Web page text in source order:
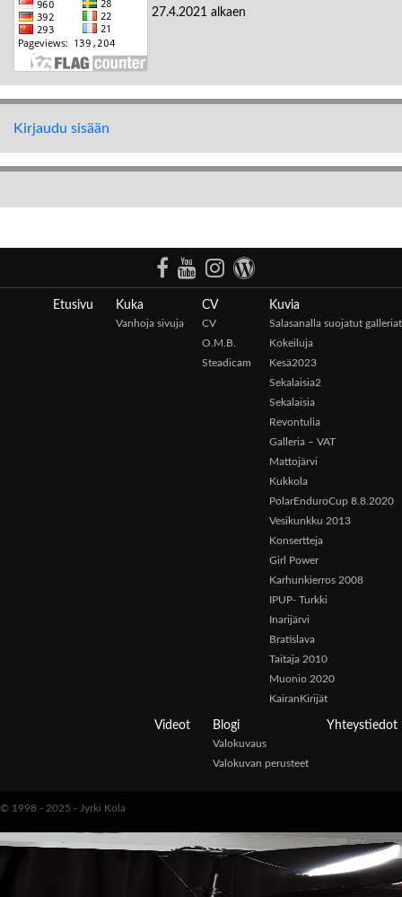
27.4.2021 alkaen
Kirjaudu sisään
Etusivu Kuka
Vanhoja sivuja
CV
CV
O.M.B.
Steadicam
Kuvia
Salasanalla suojatut galleriat
Kokeiluja
Kesä2023
Sekalaisia2
Sekalaisia
Revontulia
Galleria – VAT
Mattojärvi
Kukkola
PolarEnduroCup 8.8.2020
Vesikunkku 2013
Konsertteja
Girl Power
Karhunkierros 2008
IPUP- Turkki
Inarijärvi
Bratislava
Taitaja 2010
Muonio 2020
KairanKirijät
Videot Blogi
Valokuvaus
Valokuvan perusteet
Yhteystiedot
© 1998 - 2025 - Jyrki Kola